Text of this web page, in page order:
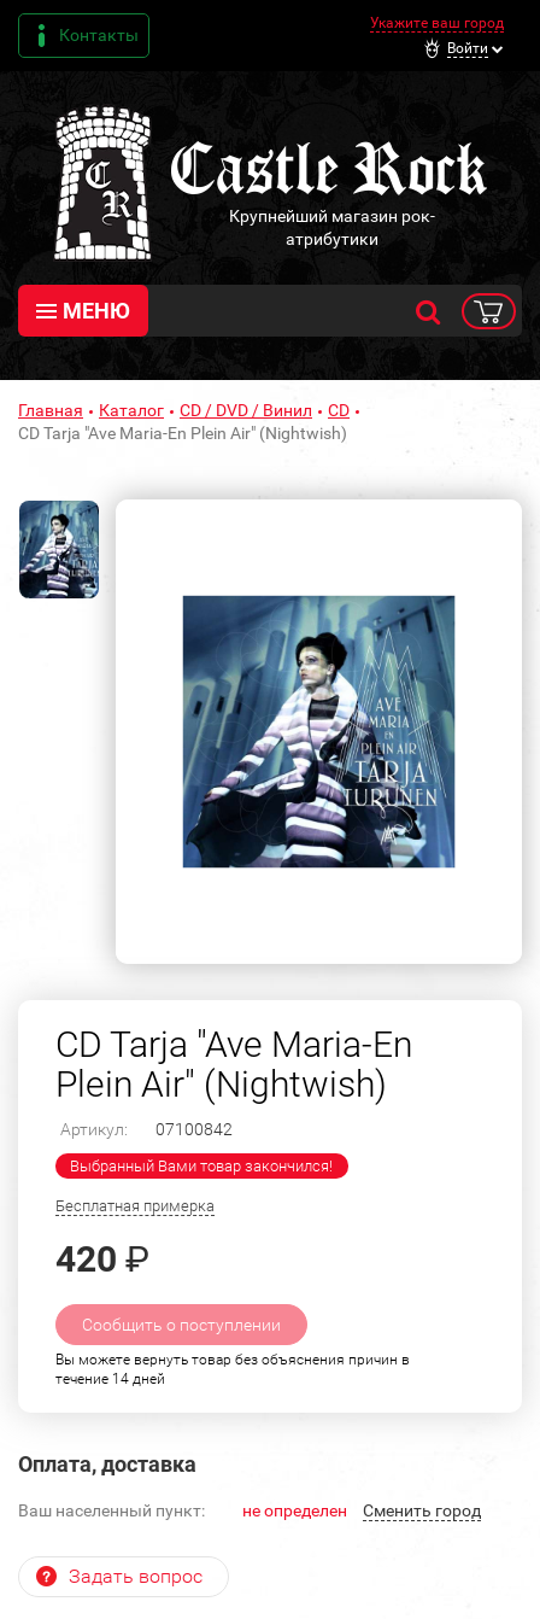
Контакты
Укажите ваш город
Войти
Крупнейший магазин рок-
атрибутики
МЕНЮ
Главная Каталог CD / DVD / Винил
CD
CD Tarja "Ave Maria-En Plein Air" (Nightwish)
CD Tarja "Ave Maria-En
Plein Air" (Nightwish)
Артикул: 07100842
Выбранный Вами товар закончился!
Бесплатная примерка
420 ₽
Сообщить о поступлении
Вы можете вернуть товар без объяснения причин в
течение 14 дней
Оплата, доставка
Ваш населенный пункт: не определен Cменить город
Задать вопрос